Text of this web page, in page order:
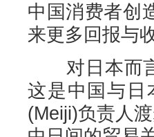
中国消费者创
来更多回报与收
对日本而言
这是中国与日
(Meiji)负责人